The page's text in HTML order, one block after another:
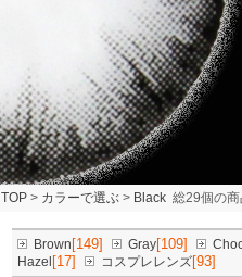
TOP > カラーで選ぶ > Black 総29個の
Brown [149] Gray[109]
Hazel [17] コスプレレンズ[93]